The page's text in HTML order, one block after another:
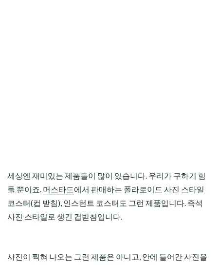
세상엔 재미있는 제품들이 많이 있습니다. 우리가 구하기 힘
들 뿐이죠. 머스타드에서 판매하는 폴라로이드 사진 스타일
코스터(컵 받침), 인스턴트 코스터도 그런 제품입니다. 즉석
사진 스타일로 생긴 컵받침입니다.
사진이 찍혀 나오는 그런 제품은 아니고, 안에 들어간 사진을